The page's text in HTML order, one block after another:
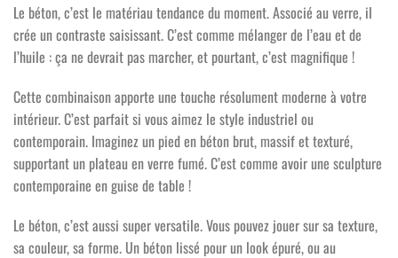
Le béton, c’est le matériau tendance du moment. Associé au verre, il
crée un contraste saisissant. C’est comme mélanger de l’eau et de
l’huile : ça ne devrait pas marcher, et pourtant, c’est magnifique !
Cette combinaison apporte une touche résolument moderne à votre
intérieur. C’est parfait si vous aimez le style industriel ou
contemporain. Imaginez un pied en béton brut, massif et texturé,
supportant un plateau en verre fumé. C’est comme avoir une sculpture
contemporaine en guise de table !
Le béton, c’est aussi super versatile. Vous pouvez jouer sur sa texture,
sa couleur, sa forme. Un béton lissé pour un look épuré, ou au